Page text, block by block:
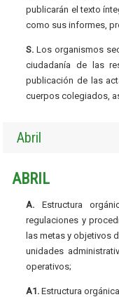
publicarán el texto
como sus informes,
S. Los organismos
ciudadanía de las
publicación de las
cuerpos colegiados,
Abril
ABRIL
A. Estructura
regulaciones y
las metas y objetivos
unidades
operativos;
A1. Estructura